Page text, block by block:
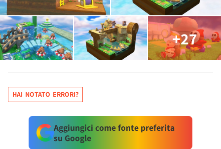
+27
HAI NOTATO ERRORI?
Aggiungici come fonte preferita
su Google